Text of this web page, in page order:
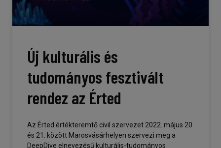
Új kulturális és
tudományos fesztivált
rendez az Érted
Az Érted értékteremtő civil szervezet 2022. május 20.
és 21. között Marosvásárhelyen szervezi meg a
DeepDive elnevezésű kulturális-tudományos